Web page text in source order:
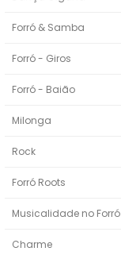
Forró & Samba
Forró - Giros
Forró - Baião
Milonga
Rock
Forró Roots
Musicalidade no Forró
Charme